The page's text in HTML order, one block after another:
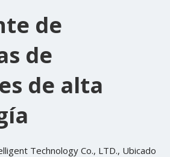
de
de
de alta
Technology Co., LTD., Ubicado